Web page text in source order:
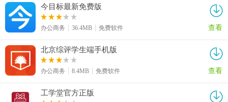
今目标最新免费版
办公商务 36.4MB 免费软件 查看
北京综评学生端手机版
办公商务 8.4MB 免费软件 查看
工学堂官方正版